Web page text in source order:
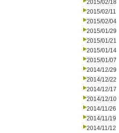
2015/02/18
2015/02/11
2015/02/04
2015/01/29
2015/01/21
2015/01/14
2015/01/07
2014/12/29
2014/12/22
2014/12/17
2014/12/10
2014/11/26
2014/11/19
2014/11/12